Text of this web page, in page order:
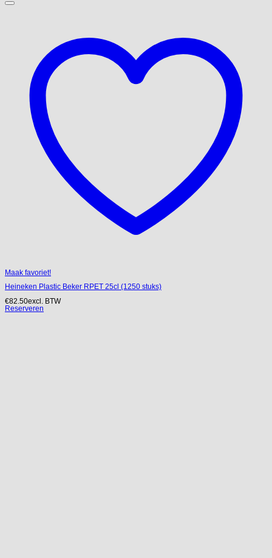
Maak favoriet!
Heineken Plastic Beker RPET 25cl (1250 stuks)
€82.50excl. BTW
Reserveren